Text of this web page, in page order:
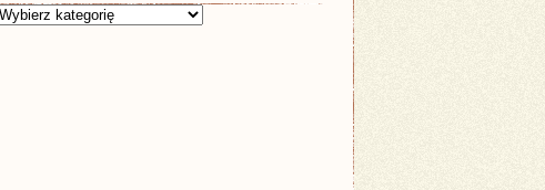
Kategorie